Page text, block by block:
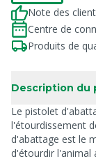
Note des
Centre de
Produits de
Description du
Le pistolet
l'étourdissement
d'abattage est le
d'étourdir l'animal